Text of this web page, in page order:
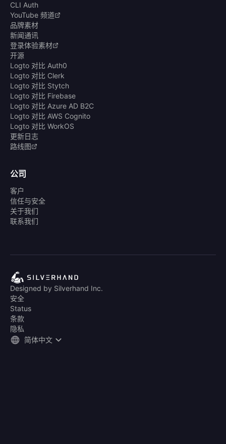
CLI Auth
YouTube 频道
品牌素材
新闻通讯
登录体验素材
开源
Logto 对比 Auth0
Logto 对比 Clerk
Logto 对比 Stytch
Logto 对比 Firebase
Logto 对比 Azure AD B2C
Logto 对比 AWS Cognito
Logto 对比 WorkOS
更新日志
路线图
公司
客户
信任与安全
关于我们
联系我们
Designed by Silverhand Inc.
安全
Status
条款
隐私
简体中文